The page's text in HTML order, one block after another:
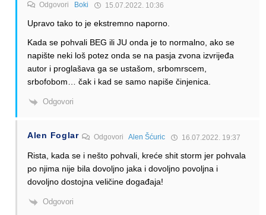
Odgovori Boki 15.07.2022. 10:36
Upravo tako to je ekstremno naporno.
Kada se pohvali BEG ili JU onda je to normalno, ako se
napište neki loš potez onda se na pasja zvona izvrijeđa
autor i proglašava ga se ustašom, srbomrscem,
srbofobom… čak i kad se samo napiše činjenica.
Odgovori
Alen Foglar Odgovori Alen Šćuric 16.07.2022. 19:37
Rista, kada se i nešto pohvali, kreće shit storm jer pohvala
po njima nije bila dovoljno jaka i dovoljno povoljna i
dovoljno dostojna veličine događaja!
Odgovori